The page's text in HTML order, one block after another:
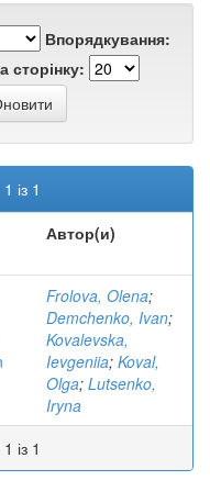
Впорядкування:
сторінку:
із 1
Автор(и)
Frolova, Olena;
Demchenko, Ivan;
Kovalevska,
Ievgeniia; Koval,
Olga; Lutsenko,
Iryna
із 1